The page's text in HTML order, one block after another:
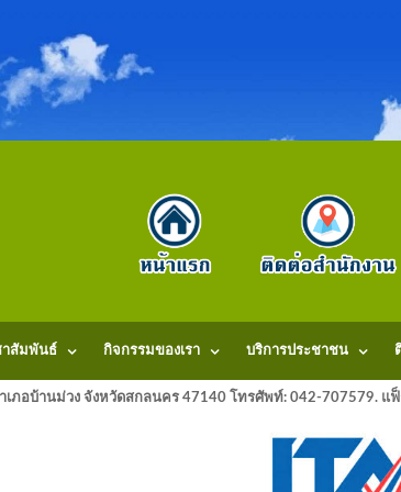
าสัมพันธ์ กิจกรรมของเรา บริการประชาชน
อบ้านม่วง จังหวัดสกลนคร 47140 โทรศัพท์: 042-707579. แฟ็